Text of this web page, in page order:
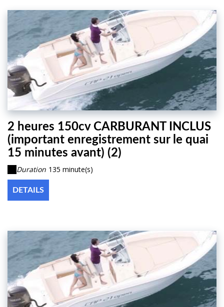
2 heures 150cv CARBURANT INCLUS
(important enregistrement sur le quai
15 minutes avant) (2)
Duration 135 minute(s)
DETAILS